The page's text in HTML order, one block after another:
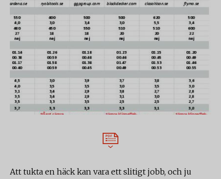
Att tukta en häck kan vara ett slitigt jobb, och ju